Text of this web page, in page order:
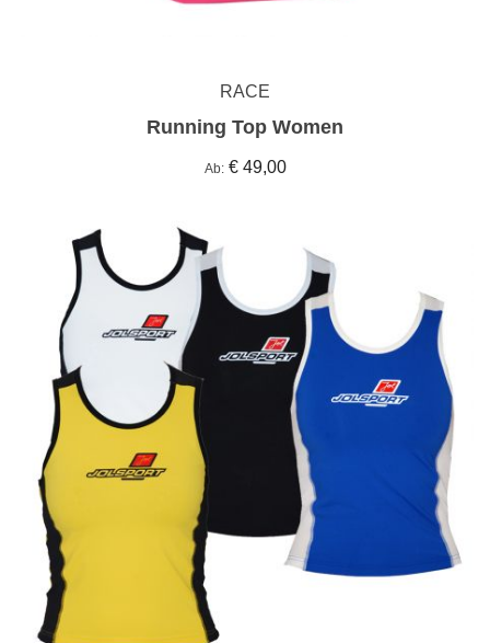
RACE
Running Top Women
Ab € 49,00